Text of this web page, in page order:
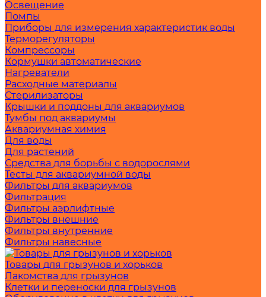
Освещение
Помпы
Приборы для измерения характеристик воды
Терморегуляторы
Компрессоры
Кормушки автоматические
Нагреватели
Расходные материалы
Стерилизаторы
Крышки и поддоны для аквариумов
Тумбы под аквариумы
Аквариумная химия
Для воды
Для растений
Средства для борьбы с водорослями
Тесты для аквариумной воды
Фильтры для аквариумов
Фильтрация
Фильтры аэрлифтные
Фильтры внешние
Фильтры внутренние
Фильтры навесные
Товары для грызунов и хорьков
Лакомства для грызунов
Клетки и переноски для грызунов